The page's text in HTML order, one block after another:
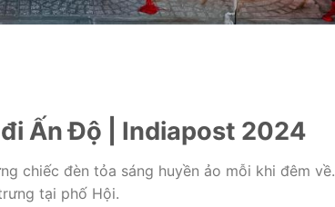
Ấn Độ | Indiapost 2024
chiếc đèn tỏa sáng huyền ảo mỗi khi đêm về.
tại phố Hội.